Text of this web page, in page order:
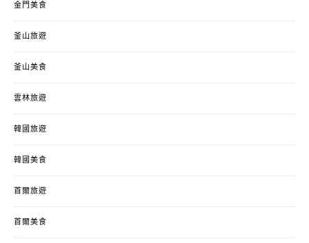
金門美食
釜山旅遊
釜山美食
雲林旅遊
韓國旅遊
韓國美食
首爾旅遊
首爾美食